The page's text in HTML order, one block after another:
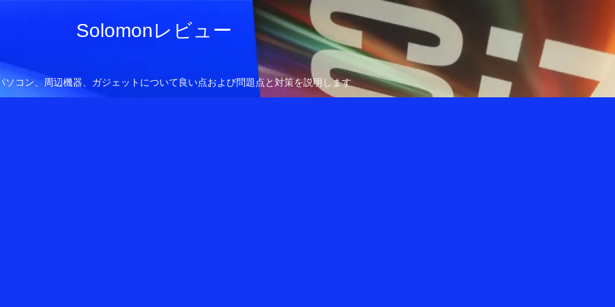
Solomonレビュー
ソコン、周辺機器、ガジェットについて良い点および問題点と対策を説明します